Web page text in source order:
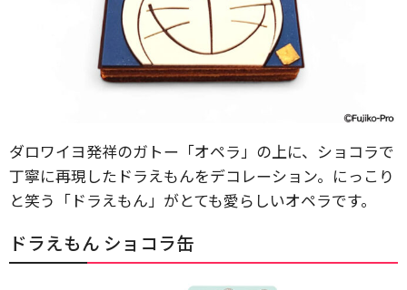
ダロワイヨ発祥のガトー「オペラ」の上に、ショコラで
丁寧に再現したドラえもんをデコレーション。にっこり
と笑う「ドラえもん」がとても愛らしいオペラです。
ドラえもん ショコラ缶